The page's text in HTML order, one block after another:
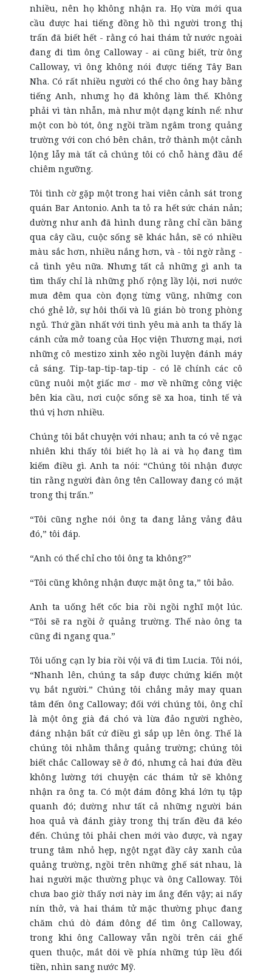
nhiều, nên họ không nhận ra. Họ vừa mới qua
cầu được hai tiếng đồng hồ thì người trong thị
trấn đã biết hết - rằng có hai thám tử nước ngoài
đang đi tìm ông Calloway - ai cũng biết, trừ ông
Calloway, vì ông không nói được tiếng Tây Ban
Nha. Có rất nhiều người có thể cho ông hay bằng
tiếng Anh, nhưng họ đã không làm thế. Không
phải vì tàn nhẫn, mà như một dạng kính nể: như
một con bò tót, ông ngồi trầm ngâm trong quảng
trường với con chó bên chân, trở thành một cảnh
lộng lẫy mà tất cả chúng tôi có chỗ hàng đầu để
chiêm ngưỡng.
Tôi tình cờ gặp một trong hai viên cảnh sát trong
quán Bar Antonio. Anh ta tỏ ra hết sức chán nản;
dường như anh đã hình dung rằng chỉ cần băng
qua cây cầu, cuộc sống sẽ khác hẳn, sẽ có nhiều
màu sắc hơn, nhiều nắng hơn, và - tôi ngờ rằng -
cả tình yêu nữa. Nhưng tất cả những gì anh ta
tìm thấy chỉ là những phố rộng lầy lội, nơi nước
mưa đêm qua còn đọng từng vũng, những con
chó ghẻ lở, sự hôi thối và lũ gián bò trong phòng
ngủ. Thứ gần nhất với tình yêu mà anh ta thấy là
cánh cửa mở toang của Học viện Thương mại, nơi
những cô mestizo xinh xẻo ngồi luyện đánh máy
cả sáng. Tip-tap-tip-tap-tip - có lẽ chính các cô
cũng nuôi một giấc mơ - mơ về những công việc
bên kia cầu, nơi cuộc sống sẽ xa hoa, tinh tế và
thú vị hơn nhiều.
Chúng tôi bắt chuyện với nhau; anh ta có vẻ ngạc
nhiên khi thấy tôi biết họ là ai và họ đang tìm
kiếm điều gì. Anh ta nói: “Chúng tôi nhận được
tin rằng người đàn ông tên Calloway đang có mặt
trong thị trấn.”
“Tôi cũng nghe nói ông ta đang lảng vảng đâu
đó,” tôi đáp.
“Anh có thể chỉ cho tôi ông ta không?”
“Tôi cũng không nhận được mặt ông ta,” tôi bảo.
Anh ta uống hết cốc bia rồi ngồi nghĩ một lúc.
“Tôi sẽ ra ngồi ở quảng trường. Thế nào ông ta
cũng đi ngang qua.”
Tôi uống cạn ly bia rồi vội vã đi tìm Lucia. Tôi nói,
“Nhanh lên, chúng ta sắp được chứng kiến một
vụ bắt người.” Chúng tôi chẳng mảy may quan
tâm đến ông Calloway; đối với chúng tôi, ông chỉ
là một ông già đá chó và lừa đảo người nghèo,
đáng nhận bất cứ điều gì sắp ụp lên ông. Thế là
chúng tôi nhằm thẳng quảng trường; chúng tôi
biết chắc Calloway sẽ ở đó, nhưng cả hai đứa đều
không lường tới chuyện các thám tử sẽ không
nhận ra ông ta. Có một đám đông khá lớn tụ tập
quanh đó; dường như tất cả những người bán
hoa quả và đánh giày trong thị trấn đều đã kéo
đến. Chúng tôi phải chen mới vào được, và ngay
trung tâm nhỏ hẹp, ngột ngạt đầy cây xanh của
quảng trường, ngồi trên những ghế sát nhau, là
hai người mặc thường phục và ông Calloway. Tôi
chưa bao giờ thấy nơi này im ắng đến vậy; ai nấy
nín thở, và hai thám tử mặc thường phục đang
chăm chú dò đám đông để tìm ông Calloway,
trong khi ông Calloway vẫn ngồi trên cái ghế
quen thuộc, mắt dõi về phía những túp lều đổi
tiền, nhìn sang nước Mỹ.